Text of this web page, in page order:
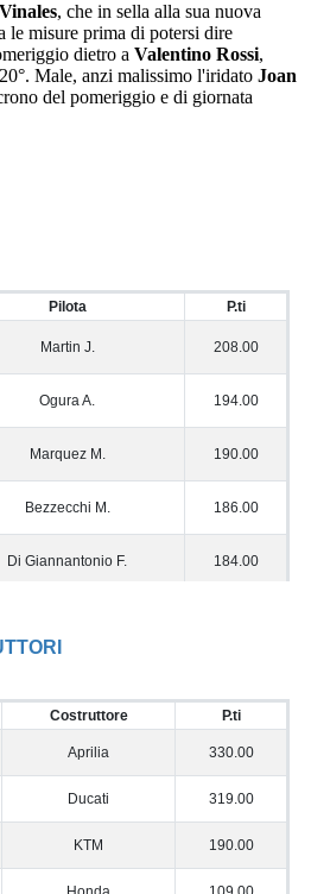
Vinales, che in sella alla sua nuova
le misure prima di potersi dire
dietro a Valentino Rossi,
Male, anzi malissimo l'iridato Joan
del pomeriggio e di giornata